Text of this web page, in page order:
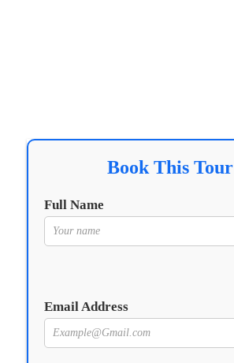
Book This Tour
Full Name
Email Address